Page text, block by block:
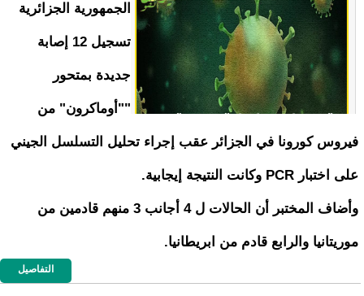
الجمهورية الجزائرية
تسجيل 12 إصابة
جديدة بمتحور
""أوماكرون" من
فيروس كورونا في الجزائر عقب إجراء تحليل التسلسل الجيني
على اختبار PCR وكانت النتيجة إيجابية.
وأضاف المختبر أن الحالات ل 4 أجانب 3 منهم قادمين من
موريتانيا والرابع قادم من ابريطانيا.
التفاصيل